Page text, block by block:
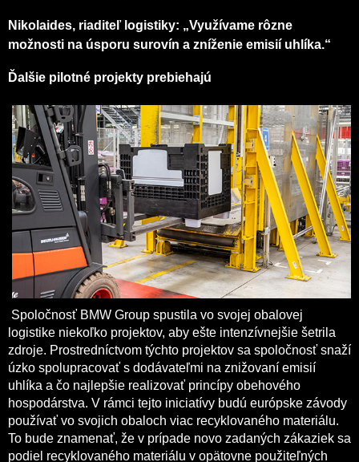
Nikolaides, riaditeľ logistiky: „Využívame rôzne
možnosti na úsporu surovín a zníženie emisií uhlíka.“
Ďalšie pilotné projekty prebiehajú
Spoločnosť BMW Group spustila vo svojej obalovej
logistike niekoľko projektov, aby ešte intenzívnejšie šetrila
zdroje. Prostredníctvom týchto projektov sa spoločnosť snaží
úzko spolupracovať s dodávateľmi na znižovaní emisií
uhlíka a čo najlepšie realizovať princípy obehového
hospodárstva. V rámci tejto iniciatívy budú európske závody
používať vo svojich obaloch viac recyklovaného materiálu.
To bude znamenať, že v prípade novo zadaných zákaziek sa
podiel recyklovaného materiálu v opätovne použiteľných